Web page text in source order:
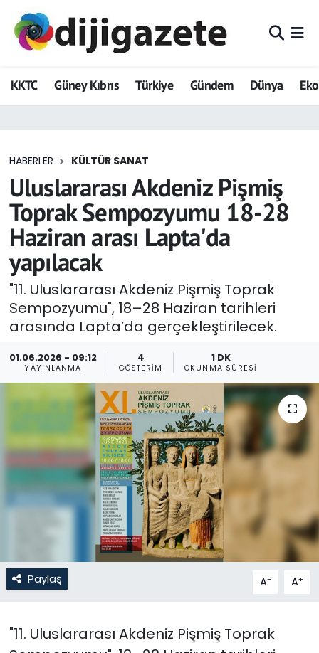
KKTC Güney Kıbrıs Türkiye Gündem Dünya
HABERLER KÜLTÜR SANAT
Uluslararası Akdeniz Pişmiş
Toprak Sempozyumu 18-28
Haziran arası Lapta'da
yapılacak
"11. Uluslararası Akdeniz Pişmiş Toprak
Sempozyumu", 18–28 Haziran tarihleri
arasında Lapta’da gerçekleştirilecek.
01.06.2026 - 09:12
YAYINLANMA
4
GÖSTERIM
1 DK
OKUNMA SÜRESI
Paylaş A- A+
"11. Uluslararası Akdeniz Pişmiş Toprak
ADVERTORIAL
Dijigazete
Eğitim
Ekonomi
Foto Galeri
GEZİ
Güncel
KKTC
KKTC YEREL SEÇİM 2018
Kültür Sanat
Magazin
Moda
Nöbetçi Eczaneler
Otomobil Dünyası
Politika
Hava Durumu
Trafik Durumu
Tüm Manşetler
Son Dakika Haberleri
Haber Arşivi